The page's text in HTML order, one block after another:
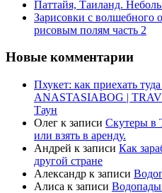
Паттайя, Таиланд.
Зарисовки с волшебного
рисовым полям часть 2
Новые комментарии
Пхукет: как приехать
ANASTASIABOG |
Таун
Олег к записи Скутеры в
или взять в аренду.
Андрей к записи Как
другой стране
Александр к записи
Алиса к записи